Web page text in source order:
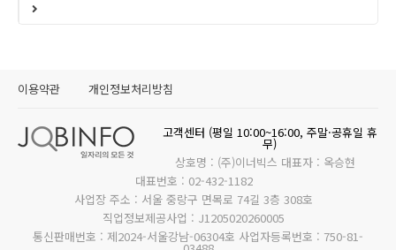
이용약관 개인정보처리방침
고객센터 (평일 10:00~16:00, 주말·공휴일 휴
무)
상호명 : (주)이너빅스 대표자 : 옥승현
대표번호 : 02-432-1182
사업장 주소 : 서울 중랑구 면목로 74길 3층 308호
직업정보제공사업 : J1205020260005
통신판매번호 : 제2024-서울강남-06304호 사업자등록번호 : 750-81-